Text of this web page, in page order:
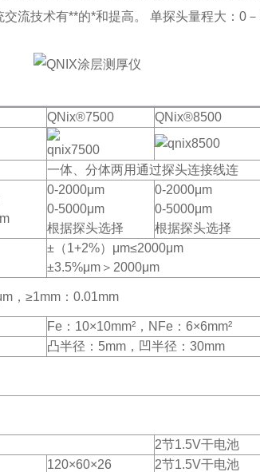
技术有**的*和提高。 单探头量程大：0
QNix®7500
QNix®8500
一体、分体两用通过探头连接线连
0-2000μm
0-5000μm
根据探头选择
0-2000μm
0-5000μm
根据探头选择
±（1+2%）μm≤2000μm
±3.5%μm＞2000μm
，≥1mm：0.01mm
Fe：10×10mm²，NFe：6×6mm²
凸半径：5mm，凹半径：30mm
2节1.5V干电池
120×60×26 2节1.5V干电池